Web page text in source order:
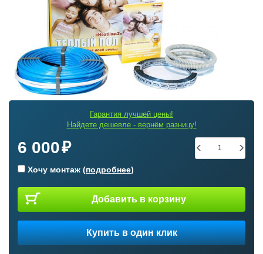
Гарантия лучшей цены!
Найдете дешевле - вернём разницу!
6 000
Хочу монтаж (подробнее)
Добавить в корзину
Купить в один клик